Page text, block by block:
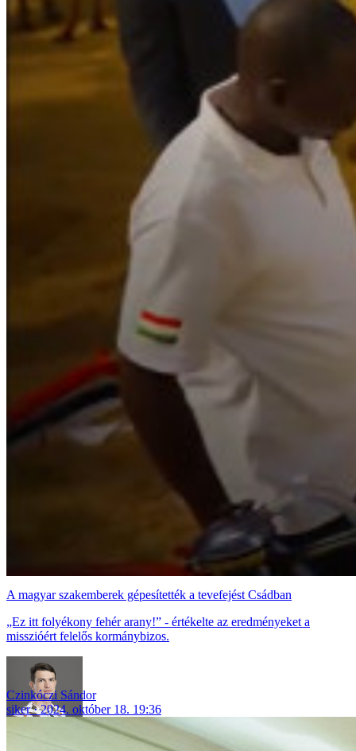
A magyar szakemberek gépesítették a tevefejést Csádban
„Ez itt folyékony fehér arany!” - értékelte az eredményeket a
misszióért felelős kormánybizos.
Czinkóczi Sándor
siker
2024. október 18. 19:36